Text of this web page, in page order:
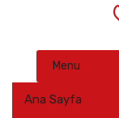
Menu
Ana Sayfa